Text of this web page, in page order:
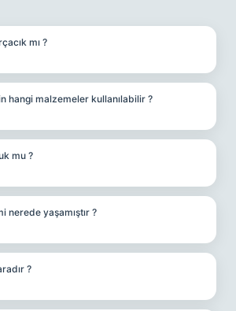
mı ?
hangi malzemeler kullanılabilir ?
mu ?
nerede yaşamıştır ?
?